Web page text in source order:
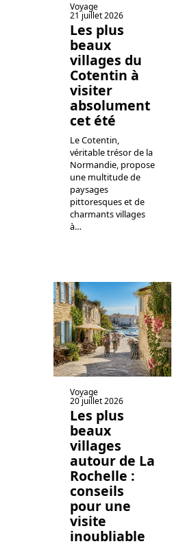
Voyage
21 juillet 2026
Les plus
beaux
villages du
Cotentin à
visiter
absolument
cet été
Le Cotentin,
véritable trésor de la
Normandie, propose
une multitude de
paysages
pittoresques et de
charmants villages
à…
Voyage
20 juillet 2026
Les plus
beaux
villages
autour de La
Rochelle :
conseils
pour une
visite
inoubliable